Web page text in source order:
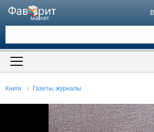
Искать также в описании
Книги Газеты, журналы